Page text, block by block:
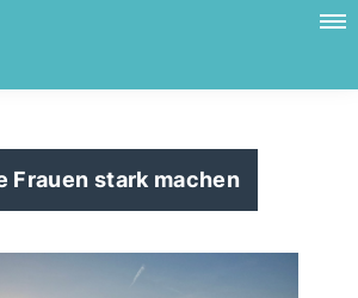
Frauen stark machen